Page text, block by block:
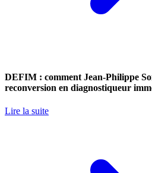
DEFIM : comment Jean-Philippe
reconversion en diagnostiqueur
Lire la suite